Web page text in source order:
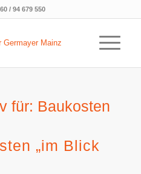
/ 94 679 550
für: Baukosten
„im Blick